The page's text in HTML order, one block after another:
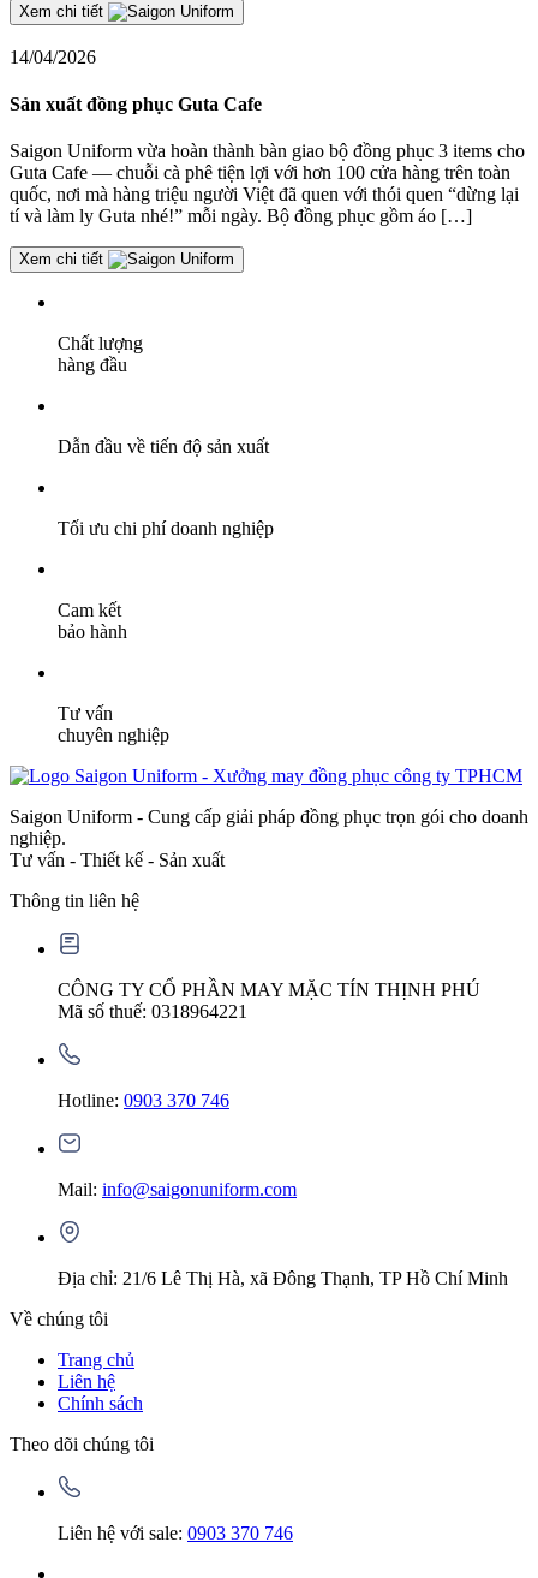
Xem chi tiết
14/04/2026
Sản xuất đồng phục Guta Cafe
Saigon Uniform vừa hoàn thành bàn giao bộ đồng phục 3 items cho
Guta Cafe — chuỗi cà phê tiện lợi với hơn 100 cửa hàng trên toàn
quốc, nơi mà hàng triệu người Việt đã quen với thói quen “dừng lại
tí và làm ly Guta nhé!” mỗi ngày. Bộ đồng phục gồm áo […]
Xem chi tiết
Chất lượng
hàng đầu
Dẫn đầu về tiến độ sản xuất
Tối ưu chi phí doanh nghiệp
Cam kết
bảo hành
Tư vấn
chuyên nghiệp
Saigon Uniform - Cung cấp giải pháp đồng phục trọn gói cho doanh
nghiệp.
Tư vấn - Thiết kế - Sản xuất
Thông tin liên hệ
CÔNG TY CỔ PHẦN MAY MẶC TÍN THỊNH PHÚ
Mã số thuế: 0318964221
Hotline: 0903 370 746
Mail: info@saigonuniform.com
Địa chỉ: 21/6 Lê Thị Hà, xã Đông Thạnh, TP Hồ Chí Minh
Về chúng tôi
Trang chủ
Liên hệ
Chính sách
Theo dõi chúng tôi
Liên hệ với sale: 0903 370 746